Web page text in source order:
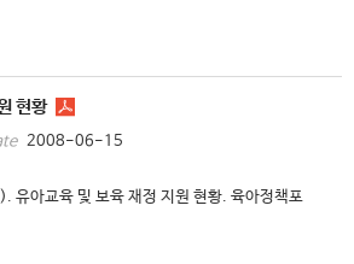
현황
2008-06-15
아교육 및 보육 재정 지원 현황. 육아정책포